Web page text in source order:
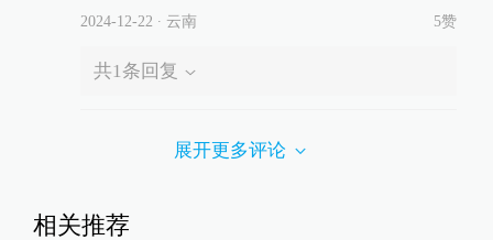
2024-12-22 ∙ 云南 5赞
共1条回复
展开更多评论
相关推荐